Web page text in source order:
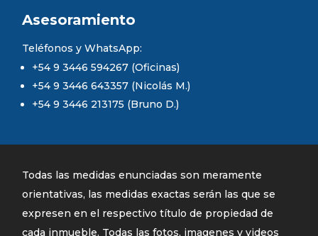
Asesoramiento
Teléfonos y WhatsApp:
+54 9 3446 594267 (Oficinas)
+54 9 3446 643357 (Nicolás M.)
+54 9 3446 213175 (Bruno D.)
Todas las medidas enunciadas son meramente
orientativas, las medidas exactas serán las que se
expresen en el respectivo título de propiedad de
cada inmueble. Todas las fotos, imagenes y videos